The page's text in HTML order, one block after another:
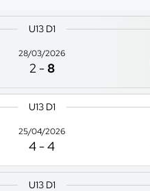
U13 D1
28/03/2026
2 -8
U13 D1
25/04/2026
4 -4
U13 D1